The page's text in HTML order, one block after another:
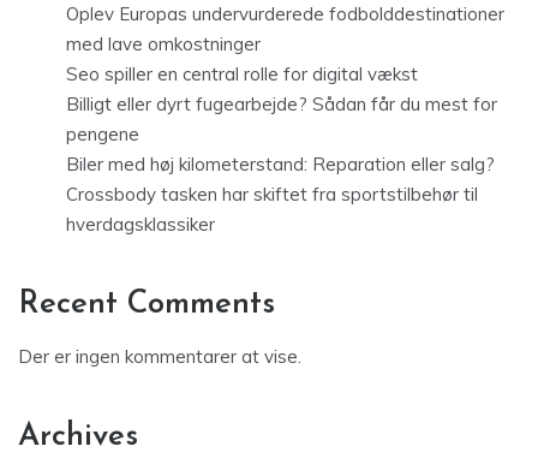
Oplev Europas undervurderede fodbolddestinationer
med lave omkostninger
Seo spiller en central rolle for digital vækst
Billigt eller dyrt fugearbejde? Sådan får du mest for
pengene
Biler med høj kilometerstand: Reparation eller salg?
Crossbody tasken har skiftet fra sportstilbehør til
hverdagsklassiker
Recent Comments
Der er ingen kommentarer at vise.
Archives